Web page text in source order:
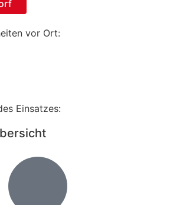
vor Ort:
Einsatzes: